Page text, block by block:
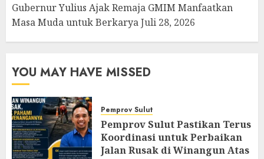
Gubernur Yulius Ajak Remaja GMIM Manfaatkan
Masa Muda untuk BerkaryaJuli 28, 2026
YOU MAY HAVE MISSED
Pemprov Sulut
Pemprov Sulut Pastikan Terus
Koordinasi untuk Perbaikan
Jalan Rusak di Winangun Atas